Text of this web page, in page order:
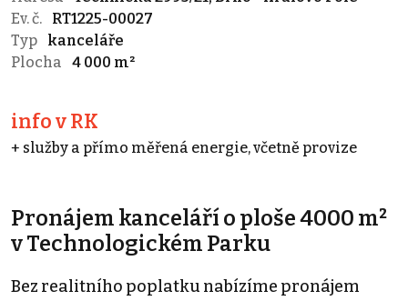
Ev. č.
RT1225-00027
Typ
kanceláře
Plocha
4 000 m²
info v RK
+ služby a přímo měřená energie, včetně provize
Pronájem kanceláří o ploše 4000 m²
v Technologickém Parku
Bez realitního poplatku nabízíme pronájem